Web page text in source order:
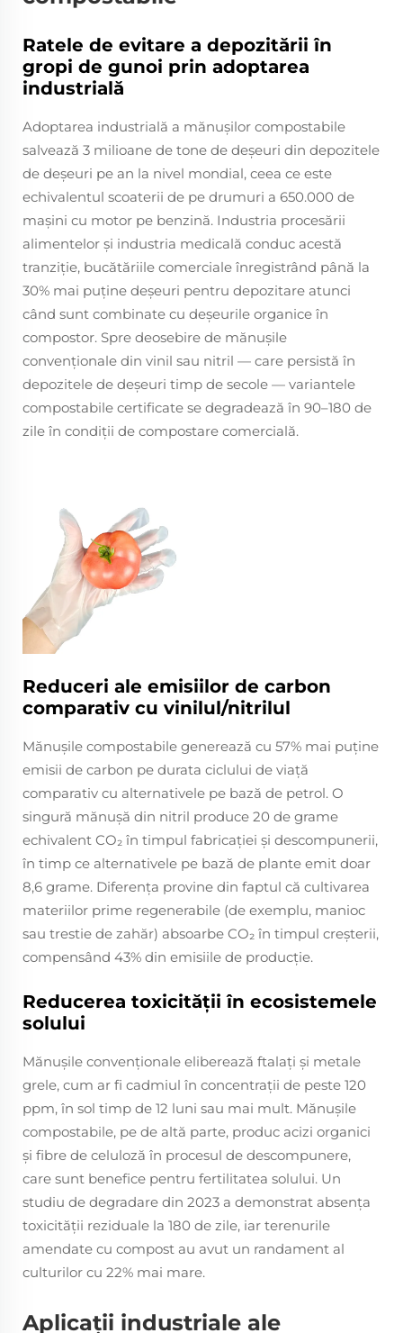
Ratele de evitare a depozitării în
gropi de gunoi prin adoptarea
industrială
Adoptarea industrială a mănușilor compostabile
salvează 3 milioane de tone de deșeuri din depozitele
de deșeuri pe an la nivel mondial, ceea ce este
echivalentul scoaterii de pe drumuri a 650.000 de
mașini cu motor pe benzină. Industria procesării
alimentelor și industria medicală conduc acestă
tranziție, bucătăriile comerciale înregistrând până la
30% mai puține deșeuri pentru depozitare atunci
când sunt combinate cu deșeurile organice în
compostor. Spre deosebire de mănușile
convenționale din vinil sau nitril — care persistă în
depozitele de deșeuri timp de secole — variantele
compostabile certificate se degradează în 90–180 de
zile în condiții de compostare comercială.
Reduceri ale emisiilor de carbon
comparativ cu vinilul/nitrilul
Mănușile compostabile generează cu 57% mai puține
emisii de carbon pe durata ciclului de viață
comparativ cu alternativele pe bază de petrol. O
singură mănușă din nitril produce 20 de grame
echivalent CO₂ în timpul fabricației și descompunerii,
în timp ce alternativele pe bază de plante emit doar
8,6 grame. Diferența provine din faptul că cultivarea
materiilor prime regenerabile (de exemplu, manioc
sau trestie de zahăr) absoarbe CO₂ în timpul creșterii,
compensând 43% din emisiile de producție.
Reducerea toxicității în ecosistemele
solului
Mănușile convenționale eliberează ftalați și metale
grele, cum ar fi cadmiul în concentrații de peste 120
ppm, în sol timp de 12 luni sau mai mult. Mănușile
compostabile, pe de altă parte, produc acizi organici
și fibre de celuloză în procesul de descompunere,
care sunt benefice pentru fertilitatea solului. Un
studiu de degradare din 2023 a demonstrat absența
toxicității reziduale la 180 de zile, iar terenurile
amendate cu compost au avut un randament al
culturilor cu 22% mai mare.
Aplicații industriale ale